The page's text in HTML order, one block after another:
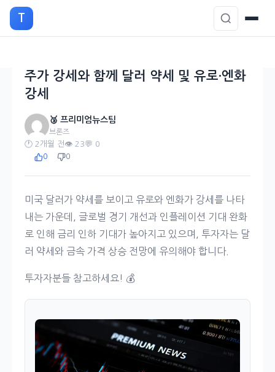
으
T
주가 강세와 함께 달러 약세 및 유로·엔화
강세
🥉 프리미엄뉴스팀
브론즈
🕐 2개월 전👁️ 23💬 0
0 0
미국 달러가 약세를 보이고 유로와 엔화가 강세를 나타
내는 가운데, 글로벌 경기 개선과 인플레이션 기대 완화
로 인해 금리 인하 기대가 높아지고 있으며, 투자자는 달
러 약세와 금속 가격 상승 전망에 유의해야 합니다.
투자자분들 참고하세요! 💰